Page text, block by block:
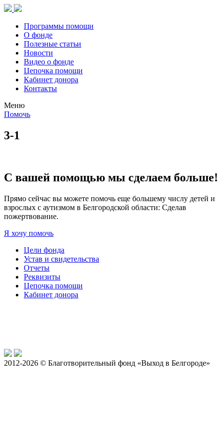
Программы помощи
О фонде
Полезные статьи
Новости
Видео о фонде
Цепочка помощи
Кабинет донора
Контакты
Меню
Помочь
3-1
С вашей помощью мы сделаем больше!
Прямо сейчас вы можете помочь еще большему числу детей и
взрослых с аутизмом в Белгородской области: Сделав
пожертвование.
Я хочу помочь
Цели фонда
Устав и свидетельства
Отчеты
Реквизиты
Цепочка помощи
Кабинет донора
2012-2026 © Благотворительный фонд «Выход в Белгороде»